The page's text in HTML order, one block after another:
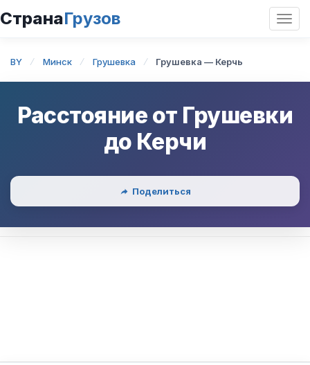
СтранаГрузов
BY Минск Грушевка Грушевка — Керчь
Расстояние от Грушевки
до Керчи
Поделиться